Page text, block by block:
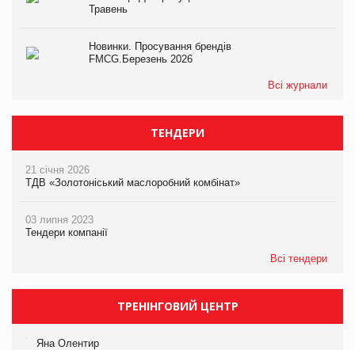
Травень
Новинки. Просування брендів
FMCG.Березень 2026
Всі журнали
ТЕНДЕРИ
21 січня 2026
ТДВ «Золотоніський маслоробний комбінат»
03 липня 2023
Тендери компанії
Всі тендери
ТРЕНІНГОВИЙ ЦЕНТР
Яна Олентир